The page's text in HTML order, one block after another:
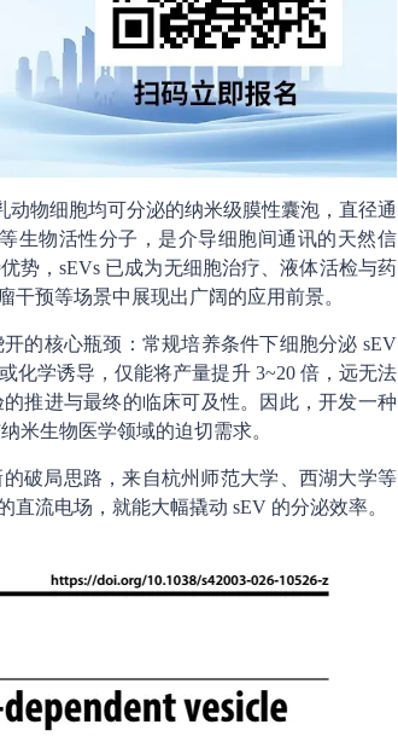
动物细胞均可分泌的纳米级膜性囊泡，直径通
生物活性分子，是介导细胞间通讯的天然信
势，sEVs 已成为无细胞治疗、液体活检与药
预等场景中展现出广阔的应用前景。
的核心瓶颈：常规培养条件下细胞分泌 sEV
化学诱导，仅能将产量提升 3~20 倍，远无法
推进与最终的临床可及性。因此，开发一种
米生物医学领域的迫切需求。
破局思路，来自杭州师范大学、西湖大学等
流电场，就能大幅撬动 sEV 的分泌效率。